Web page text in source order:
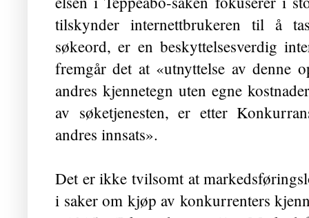
tilskynder internettbrukeren til å
søkeord, er en beskyttelsesverdig
fremgår det at «utnyttelse av denne
andres kjennetegn uten egne
av søketjenesten, er etter
andres innsats».
Det er ikke tvilsomt at
i saker om kjøp av konkurrenters